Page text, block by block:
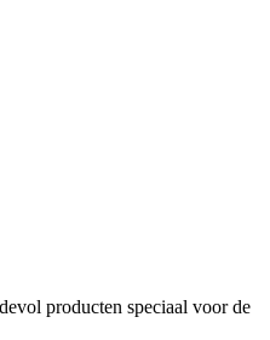
producten speciaal voor de